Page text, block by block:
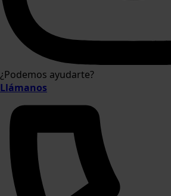
¿Podemos ayudarte?
Llámanos